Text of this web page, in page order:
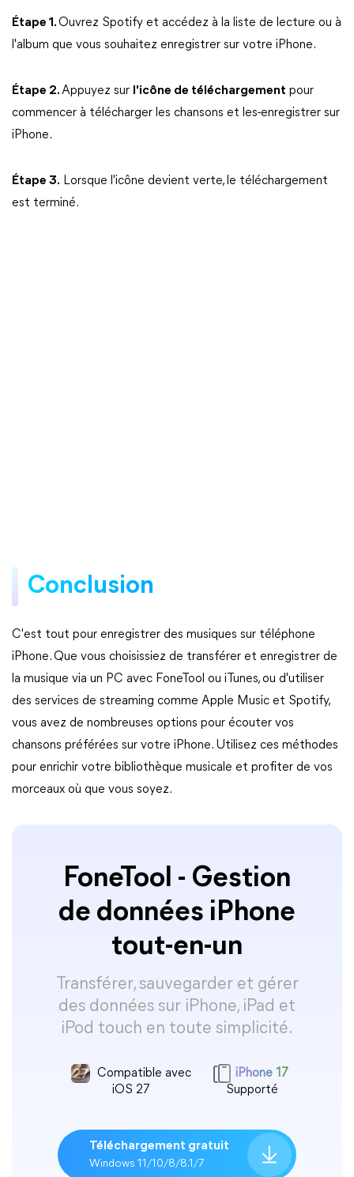
Étape 1.Ouvrez Spotify et accédez à la liste de lecture ou à
l'album que vous souhaitez enregistrer sur votre iPhone.
Étape 2.Appuyez sur l'icône de téléchargement pour
commencer à télécharger les chansons et les-enregistrer sur
iPhone.
Étape 3. Lorsque l'icône devient verte, le téléchargement
est terminé.
Conclusion
C'est tout pour enregistrer des musiques sur téléphone
iPhone. Que vous choisissiez de transférer et enregistrer de
la musique via un PC avec FoneTool ou iTunes, ou d'utiliser
des services de streaming comme Apple Music et Spotify,
vous avez de nombreuses options pour écouter vos
chansons préférées sur votre iPhone. Utilisez ces méthodes
pour enrichir votre bibliothèque musicale et profiter de vos
morceaux où que vous soyez.
FoneTool - Gestion
de données iPhone
tout-en-un
Transférer, sauvegarder et gérer
des données sur iPhone, iPad et
iPod touch en toute simplicité.
Compatible avec
iOS 27
iPhone 17
Supporté
Téléchargement gratuit
Windows 11/10/8/8.1/7